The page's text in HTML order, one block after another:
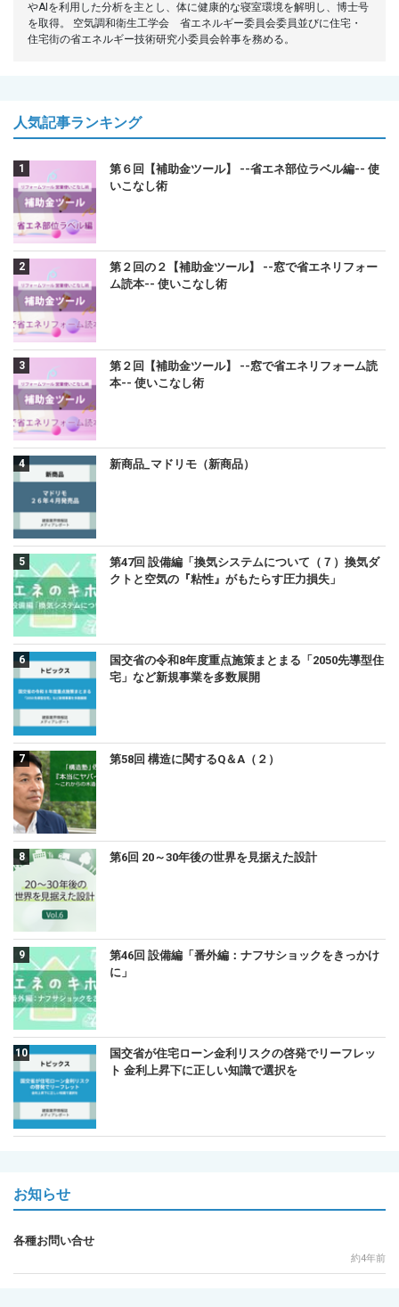
やAIを利用した分析を主とし、体に健康的な寝室環境を解明し、博士号
を取得。 空気調和衛生工学会 省エネルギー委員会委員並びに住宅・
住宅街の省エネルギー技術研究小委員会幹事を務める。
人気記事ランキング
第６回【補助金ツール】 --省エネ部位ラベル編-- 使
いこなし術
第２回の２【補助金ツール】 --窓で省エネリフォー
ム読本-- 使いこなし術
第２回【補助金ツール】 --窓で省エネリフォーム読
本-- 使いこなし術
新商品_マドリモ（新商品）
第47回 設備編「換気システムについて（７）換気ダ
クトと空気の『粘性』がもたらす圧力損失」
国交省の令和8年度重点施策まとまる「2050先導型住
宅」など新規事業を多数展開
第58回 構造に関するQ＆A（２）
第6回 20～30年後の世界を見据えた設計
第46回 設備編「番外編：ナフサショックをきっかけ
に」
国交省が住宅ローン金利リスクの啓発でリーフレッ
ト 金利上昇下に正しい知識で選択を
お知らせ
各種お問い合せ
約4年前